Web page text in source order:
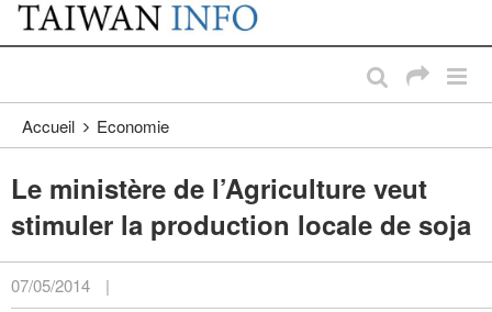
Passer au contenu principal
:::
Accueil Economie
Le ministère de l’Agriculture veut
stimuler la production locale de soja
07/05/2014 |